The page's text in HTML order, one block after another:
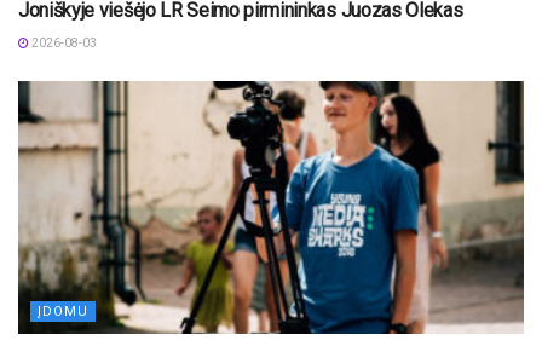
Joniškyje viešėjo LR Seimo pirmininkas Juozas Olekas
2026-08-03
ĮDOMU